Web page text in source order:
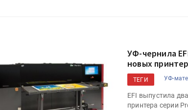
УФ-чернила
новых
ТЕГИ УФ-
EFI выпустила
принтера серии
Росприроднадзор запускает
«Калькулятор утилизации»